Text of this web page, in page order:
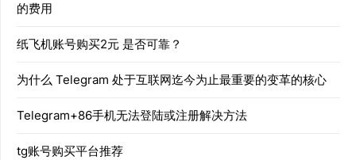
的费用
纸飞机账号购买2元 是否可靠？
为什么 Telegram 处于互联网迄今为止最重要的变革的核心
Telegram+86手机无法登陆或注册解决方法
tg账号购买平台推荐